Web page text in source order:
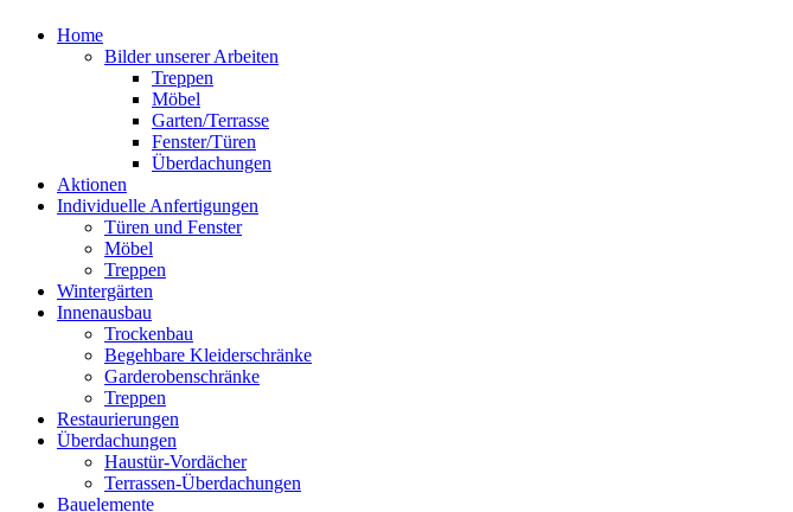
Home
Bilder unserer Arbeiten
Treppen
Möbel
Garten/Terrasse
Fenster/Türen
Überdachungen
Aktionen
Individuelle Anfertigungen
Türen und Fenster
Möbel
Treppen
Wintergärten
Innenausbau
Trockenbau
Begehbare Kleiderschränke
Garderobenschränke
Treppen
Restaurierungen
Überdachungen
Haustür-Vordächer
Terrassen-Überdachungen
Bauelemente